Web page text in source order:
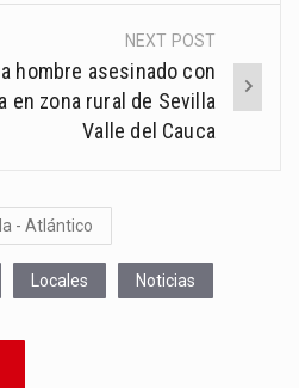
NEXT POST
hombre asesinado con
en zona rural de Sevilla
Valle del Cauca
- Atlántico
Locales Noticias